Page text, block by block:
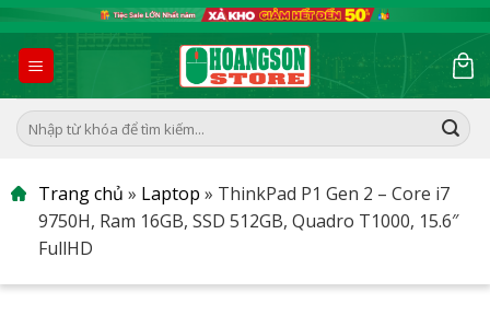
to
content
Tìm
kiếm:
Trang chủ » Laptop » ThinkPad P1 Gen 2 – Core i7
9750H, Ram 16GB, SSD 512GB, Quadro T1000, 15.6″
FullHD